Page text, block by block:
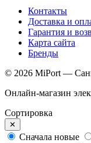
Контакты
Доставка и
Гарантия и
Карта сайта
Бренды
© 2026 MiPort —
Онлайн-магазин
Сортировка
✕
Сначала новые